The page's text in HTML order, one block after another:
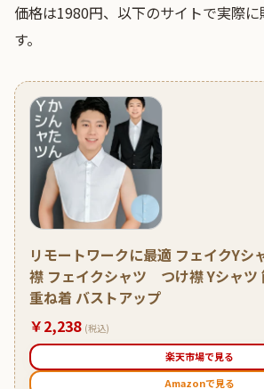
価格は1980円、以下のサイトで実際
す。
リモートワークに最適 フェイクYシ
襟 フェイクシャツ つけ襟 Yシャツ
重ね着 バストアップ
￥2,238 (税込)
楽天市場で見る
Amazonで見る